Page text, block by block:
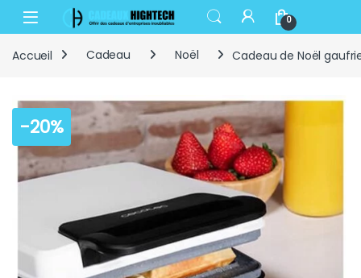
Skip to navigation
Skip to content
Open 0
Accueil Cadeau Noël Cadeau de Noël
-20%